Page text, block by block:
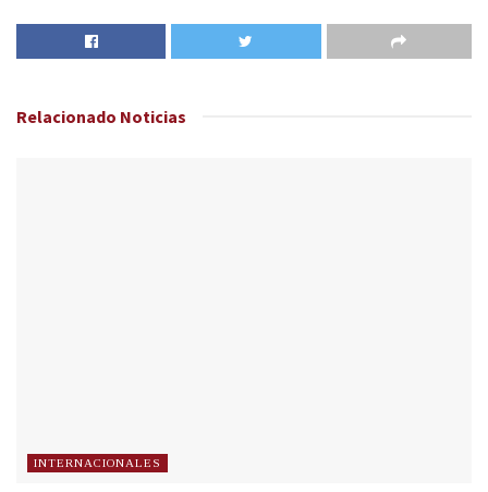
Relacionado Noticias
INTERNACIONALES